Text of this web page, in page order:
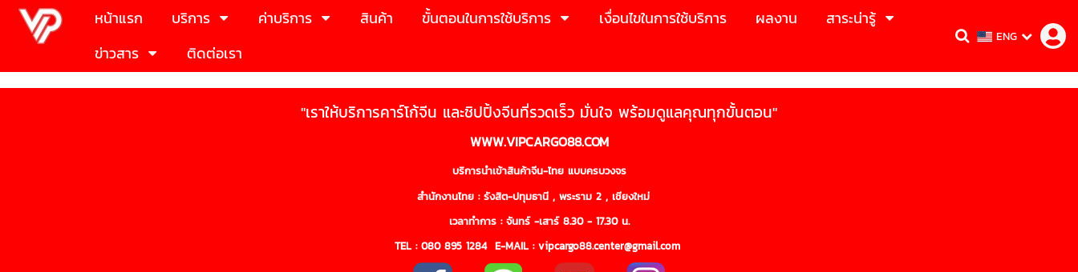
หน้าแรก บริการ ค่าบริการ สินค้า ขั้นตอนในการใช้บริการ เงื่อนไขในการใช้บริการ ผลงาน
สาระน่ารู้
ข่าวสาร
ติดต่อเรา
ENG
"เราให้บริการคาร์โก้จีน และชิปปิ้งจีนที่รวดเร็ว มั่นใจ พร้อมดูแลคุณทุกขั้นตอน"
WWW.VIPCARGO88.COM
บริการนำเข้าสินค้าจีน-ไทย แบบครบวงจร
สำนักงานไทย : รังสิต-ปทุมธานี , พระราม 2 , เชียงใหม่
เวลาทำการ : จันทร์ -เสาร์ 8.30 - 17.30 น.
TEL :080 895 1284E-MAIL : vipcargo88.center@gmail.com